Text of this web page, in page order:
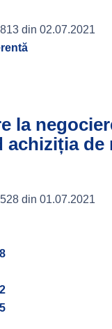
din 02.07.2021
la
de
din 01.07.2021